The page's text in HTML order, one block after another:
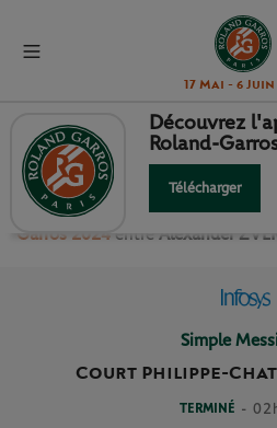
17 Mai - 6 Juin
1/4 FINALE SIMPLE
Revivez le match des 1/4 de Finale
Garros 2024 entre Alexander
Simple
Court Philippe-
TERMINÉ -
Découvrez
Roland-
Télécharger